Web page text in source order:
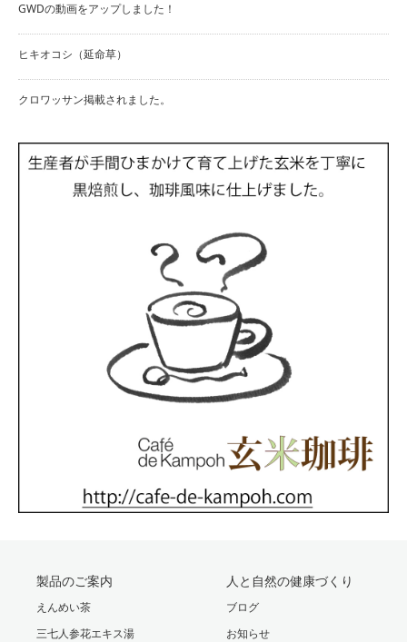
GWDの動画をアップしました！
ヒキオコシ（延命草）
クロワッサン掲載されました。
製品のご案内
えんめい茶
三七人参花エキス湯
人と自然の健康づくり
ブログ
お知らせ